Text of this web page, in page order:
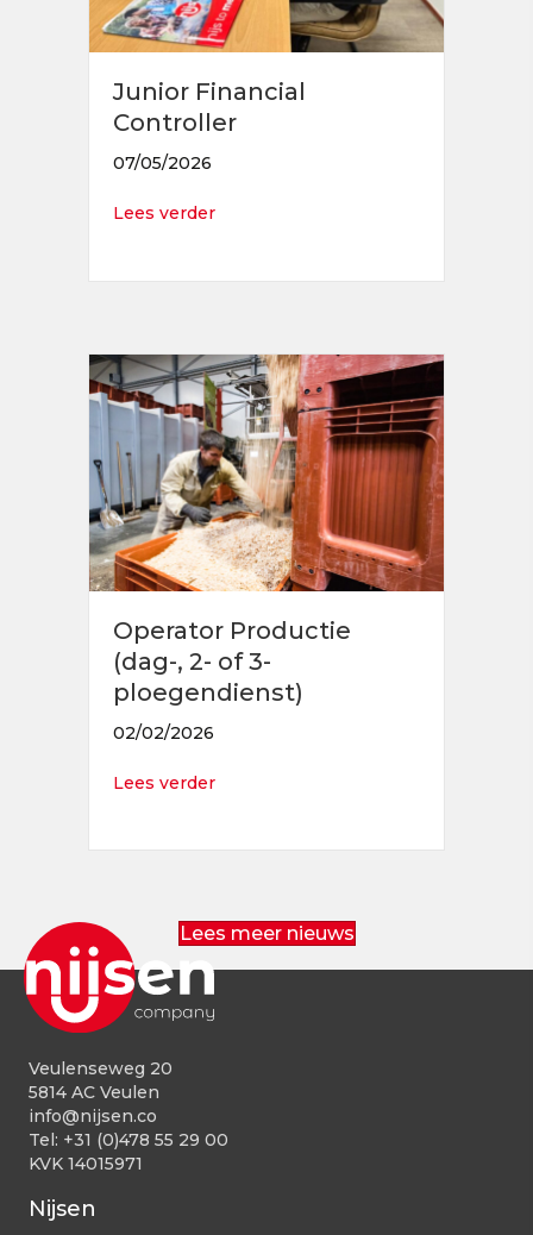
Junior Financial
Controller
07/05/2026
Lees verderabout Junior Financial Controller
Operator Productie
(dag-, 2- of 3-
ploegendienst)
02/02/2026
Lees verderabout Operator Productie (dag-, 2-
Lees meer nieuws
Veulenseweg 20
5814 AC Veulen
info@nijsen.co
Tel: +31 (0)478 55 29 00
KVK 14015971
Nijsen